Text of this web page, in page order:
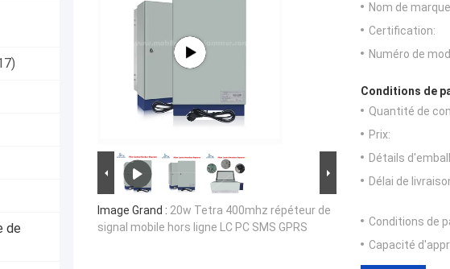
de
Image Grand : 20w Tetra 400mhz répéteur de
signal mobile hors ligne LC PC SMS GPRS
Nom de
Certification:
Numéro de
Conditions de
Quantité de
Prix:
Détails
Délai de
Conditions de
Capacité